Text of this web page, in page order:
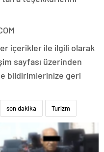
içerikler ile ilgili olarak
sayfası üzerinden
bildirimlerinize geri
son dakika Turizm